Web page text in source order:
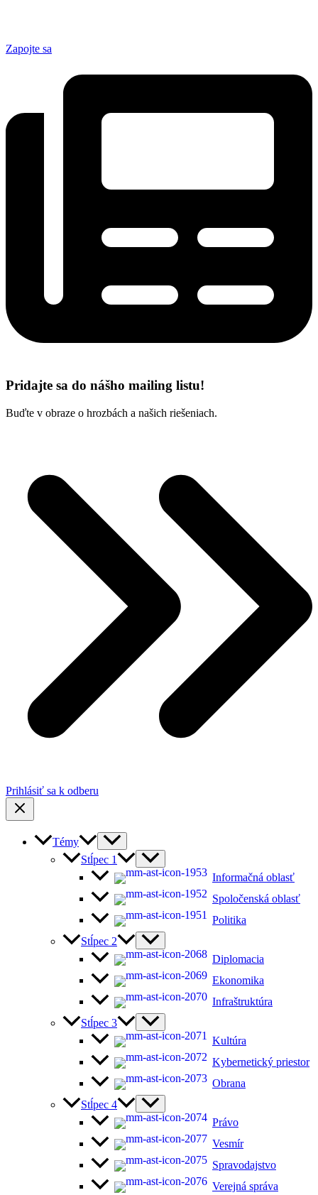
Zapojte sa
Pridajte sa do nášho mailing listu!
Buďte v obraze o hrozbách a našich riešeniach.
Prihlásiť sa k odberu
Témy
Stĺpec 1
Informačná oblasť
Spoločenská oblasť
Politika
Stĺpec 2
Diplomacia
Ekonomika
Infraštruktúra
Stĺpec 3
Kultúra
Kybernetický priestor
Obrana
Stĺpec 4
Právo
Vesmír
Spravodajstvo
Verejná správa